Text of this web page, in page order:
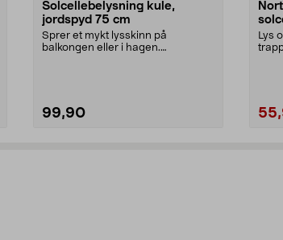
Solcellebelysning kule,
jordspyd 75 cm
Sprer et mykt lysskinn på
balkongen eller i hagen.
99,90
Lys